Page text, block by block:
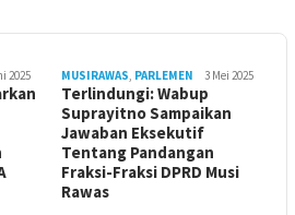
2025 MUSIRAWAS, PARLEMEN 3 Mei 2025
Terlindungi: Wabup
Suprayitno Sampaikan
Jawaban Eksekutif
Tentang Pandangan
Fraksi-Fraksi DPRD Musi
Rawas